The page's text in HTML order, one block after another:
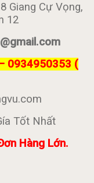
Giang Cự Vọng,
12
0934950353 (
Tốt Nhất
Hàng Lớn.